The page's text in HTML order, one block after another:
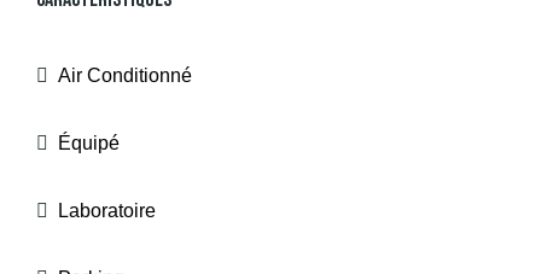
Air Conditionné
Équipé
Laboratoire